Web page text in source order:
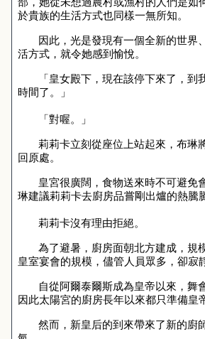
於貴族的生活方式也同樣一無所知。
因此，光是發現有一個全新的世界
活方式，就令她感到愉悅。
「皇女殿下，現在該停下來了，到
時間了。」
「對喔。」
莉莉卡立刻從座位上站起來，布琳
回原處。
皇宮很廣闊，食物送來時不可避免
琳建議莉莉卡去廚房品嘗剛出爐的熱騰
莉莉卡沒有理由拒絕。
為了避暑，廚房面朝北方建成，規
皇室宴會的規模，儘管人員眾多，卻寂
自從阿爾泰爾斯成為皇帝以來，舞
因此太陽宮的廚房長年以來都只準備皇
然而，新皇后的到來帶來了新的廚